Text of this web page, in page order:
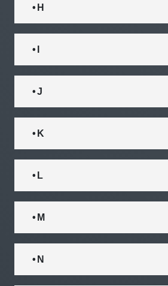
• H
• I
• J
• K
• L
• M
• N